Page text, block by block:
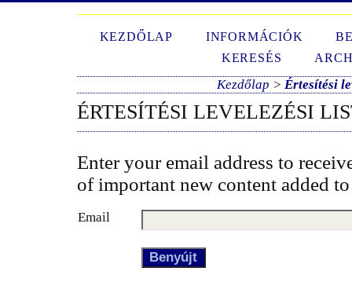
KEZDŐLAP INFORMÁCIÓK
KERESÉS
Kezdőlap > Értesítési
ÉRTESÍTÉSI LEVELEZÉSI
Enter your email address to
of important new content added
Email